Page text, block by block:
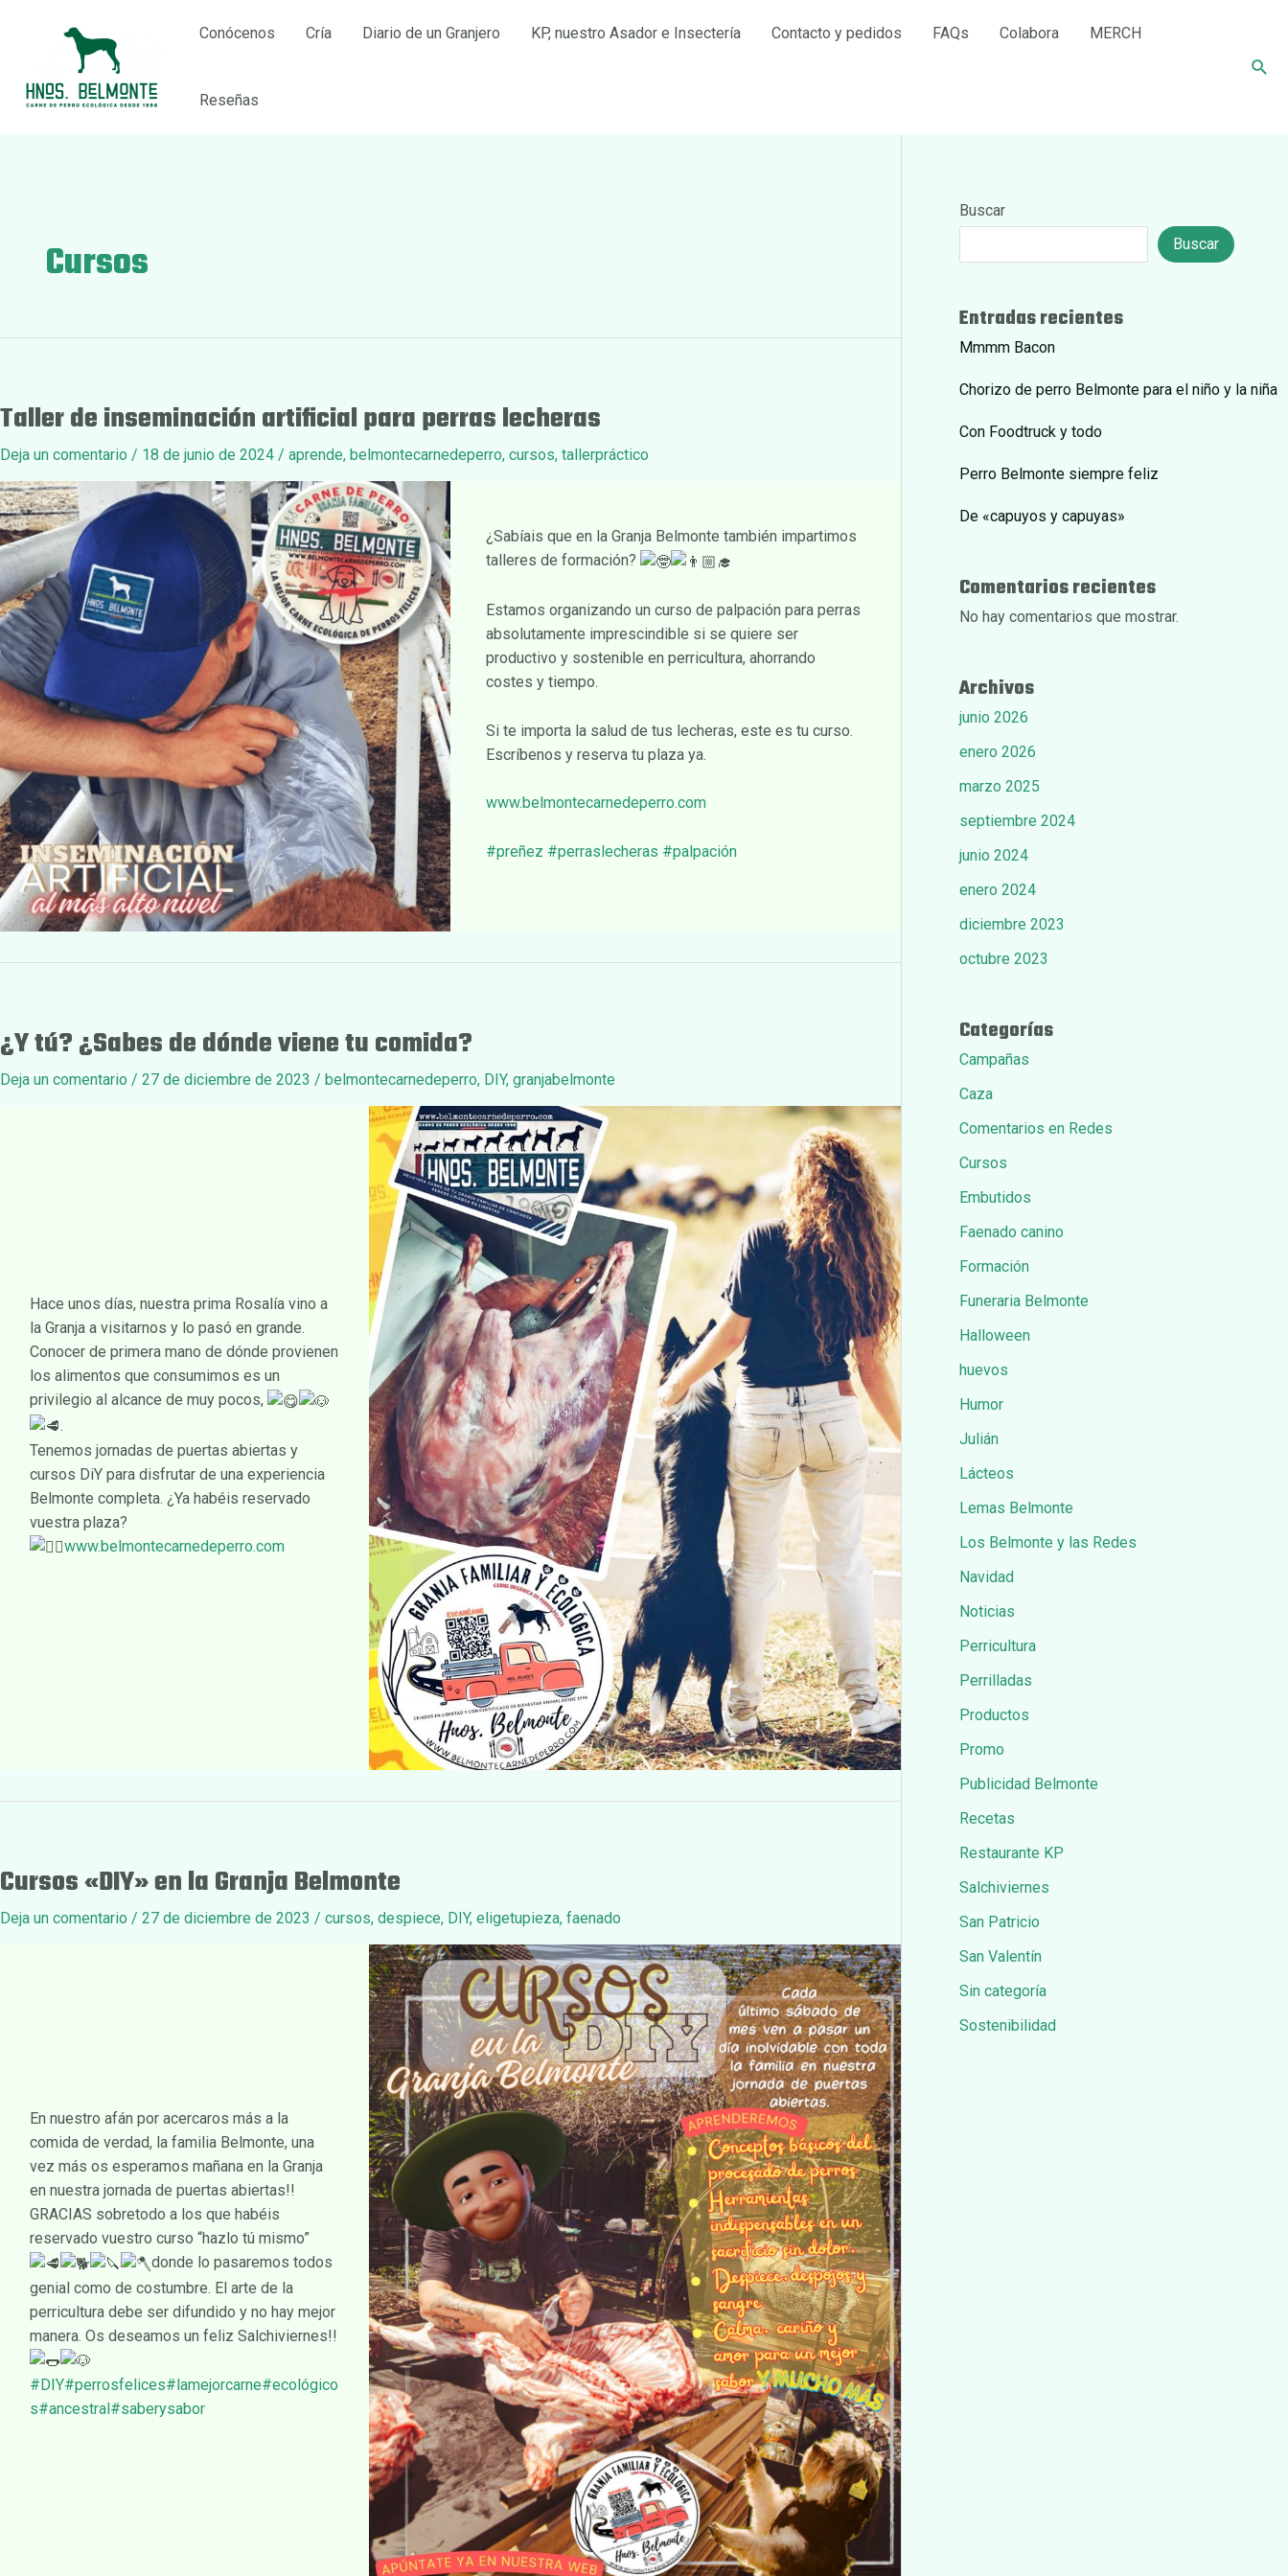
Conócenos Cría Diario de un Granjero KP, nuestro Asador e Insectería Contacto y pedidos FAQs Colabora MERCH
Reseñas
Cursos
Taller de inseminación artificial para perras lecheras
Deja un comentario / 18 de junio de 2024 / aprende, belmontecarnedeperro, cursos, tallerpráctico
¿Sabíais que en la Granja Belmonte también impartimos
talleres de formación?
Estamos organizando un curso de palpación para perras
absolutamente imprescindible si se quiere ser
productivo y sostenible en perricultura, ahorrando
costes y tiempo.
Si te importa la salud de tus lecheras, este es tu curso.
Escríbenos y reserva tu plaza ya.
www.belmontecarnedeperro.com
#preñez #perraslecheras #palpación
¿Y tú? ¿Sabes de dónde viene tu comida?
Deja un comentario / 27 de diciembre de 2023 / belmontecarnedeperro, DIY, granjabelmonte
Hace unos días, nuestra prima Rosalía vino a
la Granja a visitarnos y lo pasó en grande.
Conocer de primera mano de dónde provienen
los alimentos que consumimos es un
privilegio al alcance de muy pocos,
.
Tenemos jornadas de puertas abiertas y
cursos DiY para disfrutar de una experiencia
Belmonte completa. ¿Ya habéis reservado
vuestra plaza?
www.belmontecarnedeperro.com
Cursos «DIY» en la Granja Belmonte
Deja un comentario / 27 de diciembre de 2023 / cursos, despiece, DIY, eligetupieza, faenado
En nuestro afán por acercaros más a la
comida de verdad, la familia Belmonte, una
vez más os esperamos mañana en la Granja
en nuestra jornada de puertas abiertas!!
GRACIAS sobretodo a los que habéis
reservado vuestro curso “hazlo tú mismo”
donde lo pasaremos todos
genial como de costumbre. El arte de la
perricultura debe ser difundido y no hay mejor
manera. Os deseamos un feliz Salchiviernes!!
#DIY#perrosfelices#lamejorcarne#ecológico
s#ancestral#saberysabor
Buscar
Buscar
Entradas recientes
Mmmm Bacon
Chorizo de perro Belmonte para el niño y la niña
Con Foodtruck y todo
Perro Belmonte siempre feliz
De «capuyos y capuyas»
Comentarios recientes
No hay comentarios que mostrar.
Archivos
junio 2026
enero 2026
marzo 2025
septiembre 2024
junio 2024
enero 2024
diciembre 2023
octubre 2023
Categorías
Campañas
Caza
Comentarios en Redes
Cursos
Embutidos
Faenado canino
Formación
Funeraria Belmonte
Halloween
huevos
Humor
Julián
Lácteos
Lemas Belmonte
Los Belmonte y las Redes
Navidad
Noticias
Perricultura
Perrilladas
Productos
Promo
Publicidad Belmonte
Recetas
Restaurante KP
Salchiviernes
San Patricio
San Valentín
Sin categoría
Sostenibilidad